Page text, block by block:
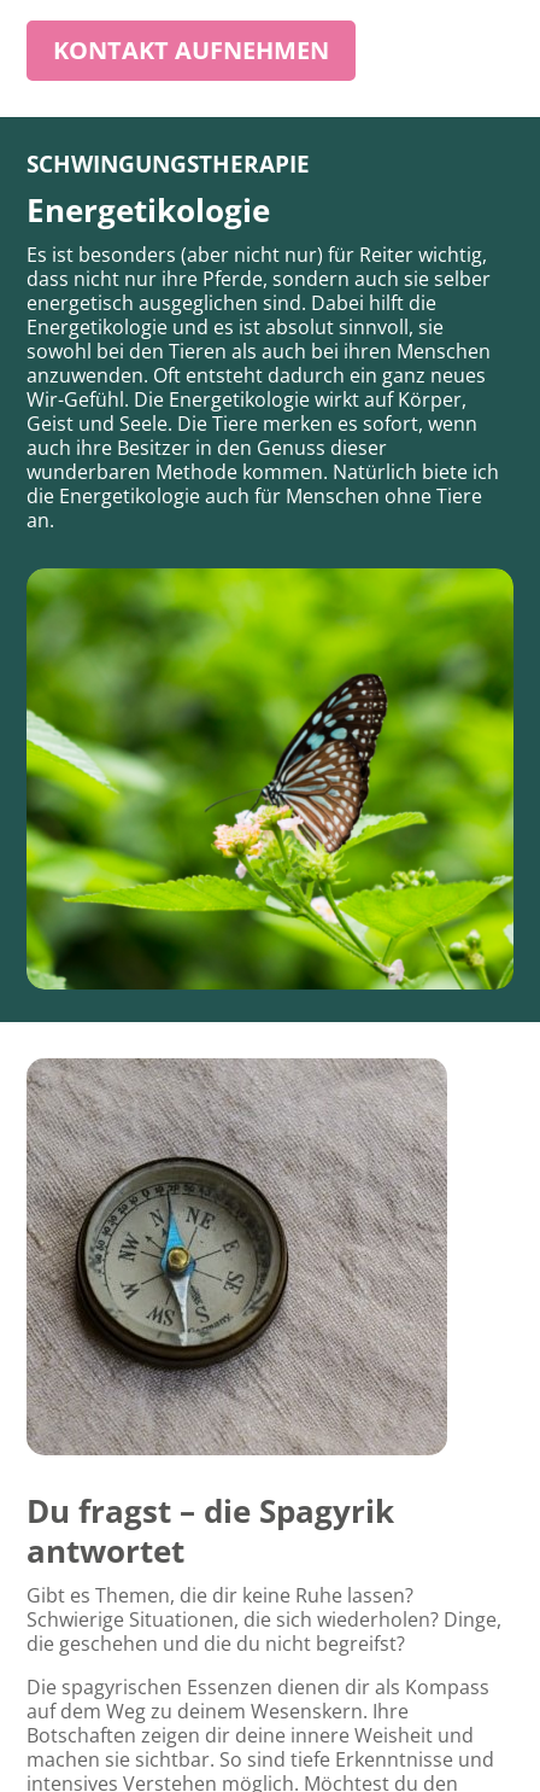
KONTAKT AUFNEHMEN
SCHWINGUNGSTHERAPIE
Energetikologie
Es ist besonders (aber nicht nur) für Reiter wichtig,
dass nicht nur ihre Pferde, sondern auch sie selber
energetisch ausgeglichen sind. Dabei hilft die
Energetikologie und es ist absolut sinnvoll, sie
sowohl bei den Tieren als auch bei ihren Menschen
anzuwenden. Oft entsteht dadurch ein ganz neues
Wir-Gefühl. Die Energetikologie wirkt auf Körper,
Geist und Seele. Die Tiere merken es sofort, wenn
auch ihre Besitzer in den Genuss dieser
wunderbaren Methode kommen. Natürlich biete ich
die Energetikologie auch für Menschen ohne Tiere
an.
Du fragst – die Spagyrik
antwortet
Gibt es Themen, die dir keine Ruhe lassen?
Schwierige Situationen, die sich wiederholen? Dinge,
die geschehen und die du nicht begreifst?
Die spagyrischen Essenzen dienen dir als Kompass
auf dem Weg zu deinem Wesenskern. Ihre
Botschaften zeigen dir deine innere Weisheit und
machen sie sichtbar. So sind tiefe Erkenntnisse und
intensives Verstehen möglich. Möchtest du den